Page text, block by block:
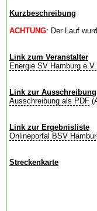
Kurzbeschreibung
ACHTUNG: Der Lauf
Link zum Veranstalter
Energie SV Hamburg e.V.
Link zur Ausschreibung
Ausschreibung als PDF
Link zur Ergebnisliste
Onlineportal BSV
Streckenkarte